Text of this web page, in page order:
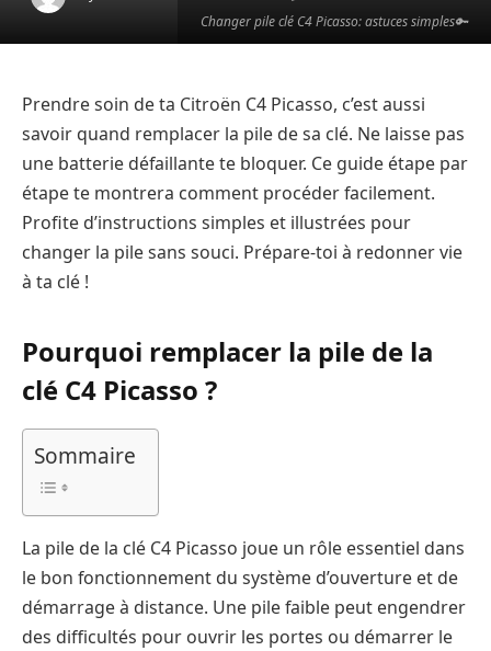
Changer pile clé C4 Picasso: astuces simples🔑
Prendre soin de ta Citroën C4 Picasso, c’est aussi
savoir quand remplacer la pile de sa clé. Ne laisse pas
une batterie défaillante te bloquer. Ce guide étape par
étape te montrera comment procéder facilement.
Profite d’instructions simples et illustrées pour
changer la pile sans souci. Prépare-toi à redonner vie
à ta clé !
Pourquoi remplacer la pile de la
clé C4 Picasso ?
Sommaire
La pile de la clé C4 Picasso joue un rôle essentiel dans
le bon fonctionnement du système d’ouverture et de
démarrage à distance. Une pile faible peut engendrer
des difficultés pour ouvrir les portes ou démarrer le